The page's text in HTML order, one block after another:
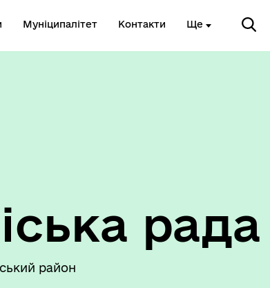
Муніципалітет Контакти Ще
рада
район